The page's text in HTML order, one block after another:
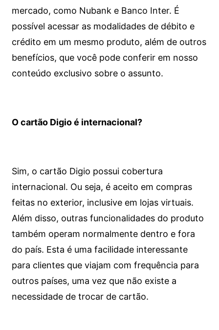
mercado, como Nubank e Banco Inter. É
possível acessar as modalidades de débito e
crédito em um mesmo produto, além de outros
benefícios, que você pode conferir em nosso
conteúdo exclusivo sobre o assunto.
O cartão Digio é internacional?
Sim, o cartão Digio possui cobertura
internacional. Ou seja, é aceito em compras
feitas no exterior, inclusive em lojas virtuais.
Além disso, outras funcionalidades do produto
também operam normalmente dentro e fora
do país. Esta é uma facilidade interessante
para clientes que viajam com frequência para
outros países, uma vez que não existe a
necessidade de trocar de cartão.